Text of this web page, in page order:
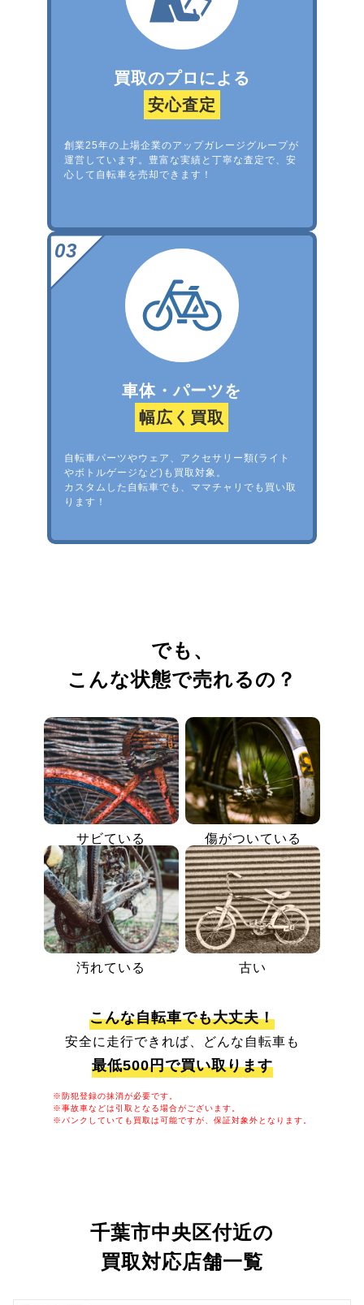
買取のプロによる
安心査定
創業25年の上場企業のアップガレージグループが
運営しています。豊富な実績と丁寧な査定で、安
心して自転車を売却できます！
車体・パーツを
幅広く買取
自転車パーツやウェア、アクセサリー類(ライト
やボトルゲージなど)も買取対象。
カスタムした自転車でも、ママチャリでも買い取
ります！
でも、
こんな状態で売れるの？
サビている 傷がついている
汚れている 古い
こんな自転車でも大丈夫！
安全に走行できれば、どんな自転車も
最低500円で買い取ります
※防犯登録の抹消が必要です。
※事故車などは引取となる場合がございます。
※パンクしていても買取は可能ですが、保証対象外となります。
千葉市中央区付近の
買取対応店舗一覧